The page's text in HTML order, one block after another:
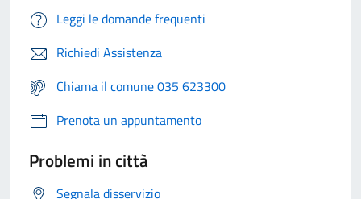
Leggi le domande frequenti
Richiedi Assistenza
Chiama il comune 035 623300
Prenota un appuntamento
Problemi in città
Segnala disservizio